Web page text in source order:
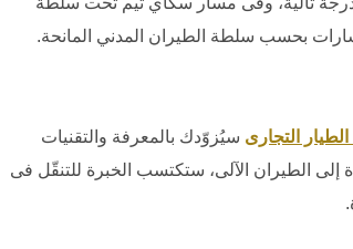
بحسب سلطة الطيران المدني المانحة.
التجارى سيُزوّدك بالمعرفة والتقنيات
إلى الطيران الآلى، ستكتسب الخبرة للتنقّل فى